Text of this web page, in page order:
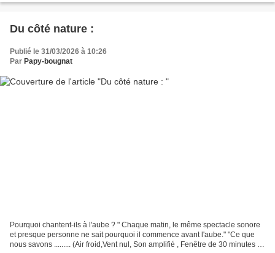
Du côté nature :
Publié le 31/03/2026 à 10:26
Par Papy-bougnat
Pourquoi chantent-ils à l'aube ? " Chaque matin, le même spectacle sonore
et presque personne ne sait pourquoi il commence avant l'aube." "Ce que
nous savons ......... (Air froid,Vent nul, Son amplifié , Fenêtre de 30 minutes )